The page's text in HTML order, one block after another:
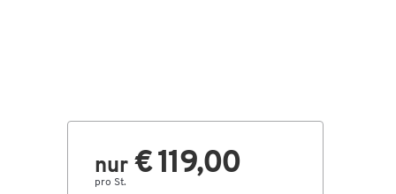
nur € 119,00
pro St.